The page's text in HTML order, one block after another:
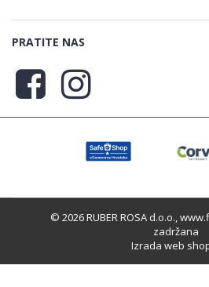
PRATITE NAS
© 2026 RUBER ROSA d.o.o.,
zadržana
Izrada web